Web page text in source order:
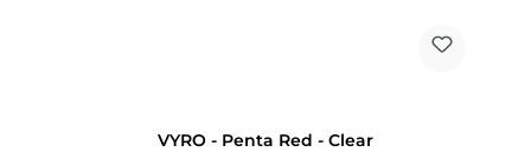
VYRO - Penta Red - Clear